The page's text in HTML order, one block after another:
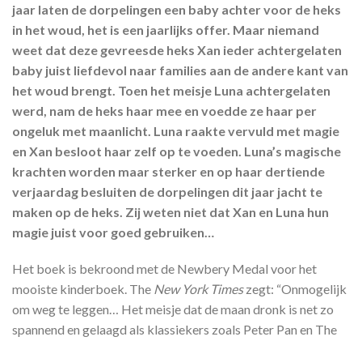
jaar laten de dorpelingen een baby achter voor de heks
in het woud, het is een jaarlijks offer. Maar niemand
weet dat deze gevreesde heks Xan ieder achtergelaten
baby juist liefdevol naar families aan de andere kant van
het woud brengt. Toen het meisje Luna achtergelaten
werd, nam de heks haar mee en voedde ze haar per
ongeluk met maanlicht. Luna raakte vervuld met magie
en Xan besloot haar zelf op te voeden. Luna’s magische
krachten worden maar sterker en op haar dertiende
verjaardag besluiten de dorpelingen dit jaar jacht te
maken op de heks. Zij weten niet dat Xan en Luna hun
magie juist voor goed gebruiken…
Het boek is bekroond met de Newbery Medal voor het
mooiste kinderboek. The New York Timeszegt: “Onmogelijk
om weg te leggen… Het meisje dat de maan dronk is net zo
spannend en gelaagd als klassiekers zoals Peter Pan en The